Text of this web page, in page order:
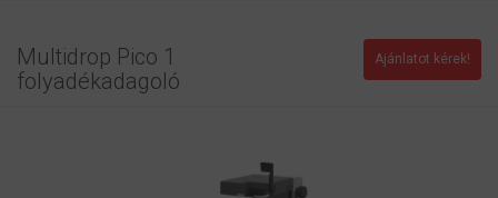
Multidrop Pico 1
folyadékadagoló
Ajánlatot kérek!